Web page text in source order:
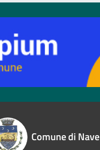
Comune di Nave